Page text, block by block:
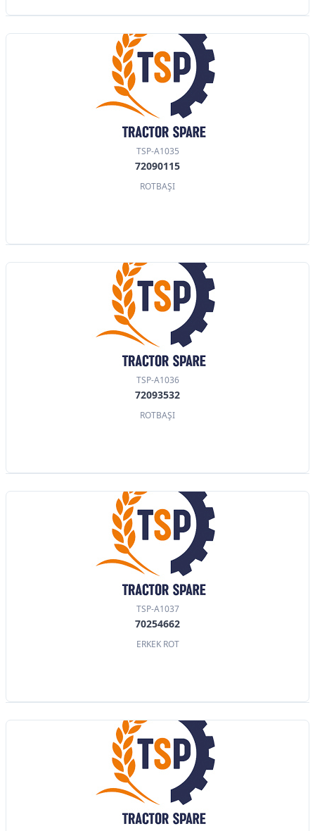
TSP-A1035
72090115
ROTBAŞI
TSP-A1036
72093532
ROTBAŞI
TSP-A1037
70254662
ERKEK ROT